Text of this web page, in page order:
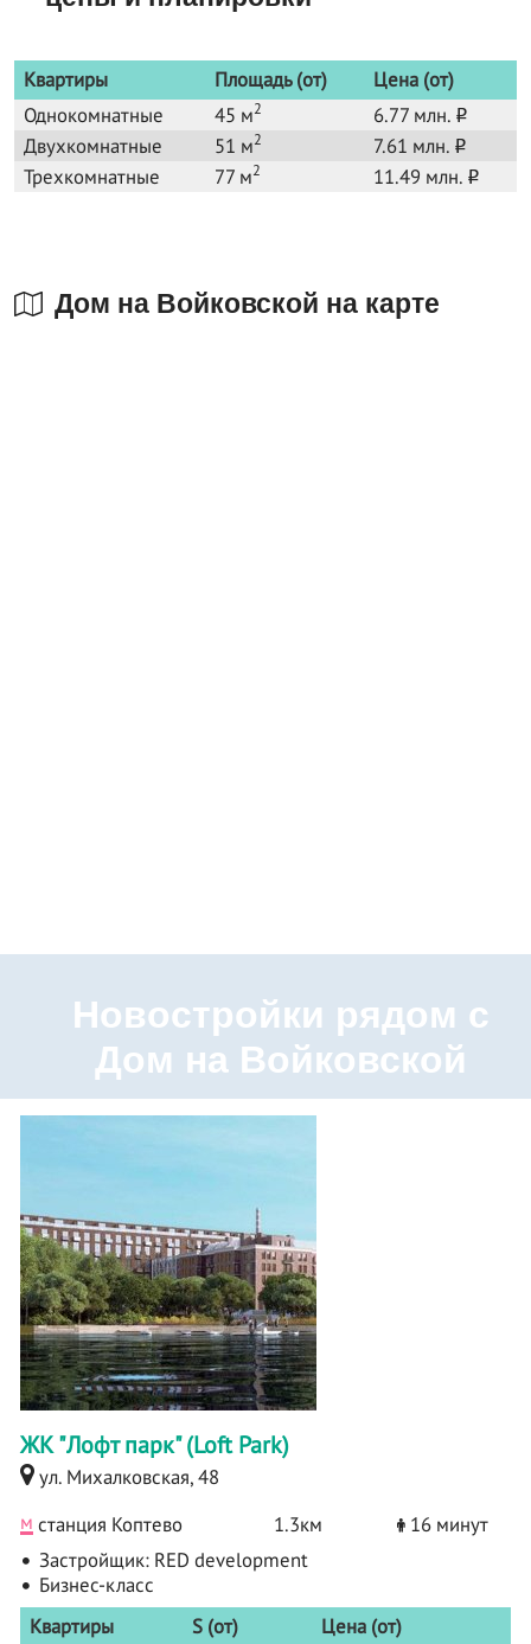
Квартиры Площадь (от)
Цена (от)
Однокомнатные
45 м2 6.77 млн. o
Двухкомнатные 51 м2 7.61 млн. o
Трехкомнатные 77 м2 11.49 млн. o
Дом на Войковской на карте
Новостройки рядом с
Дом на Войковской
ЖК "Лофт парк" (Loft Park)
ул. Михалковская, 48
м станция Коптево 1.3км
16 минут
Застройщик: RED development
Бизнес-класс
Квартиры
S (от)
Цена (от)